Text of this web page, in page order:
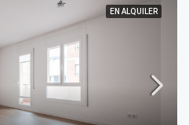
EN ALQUILER